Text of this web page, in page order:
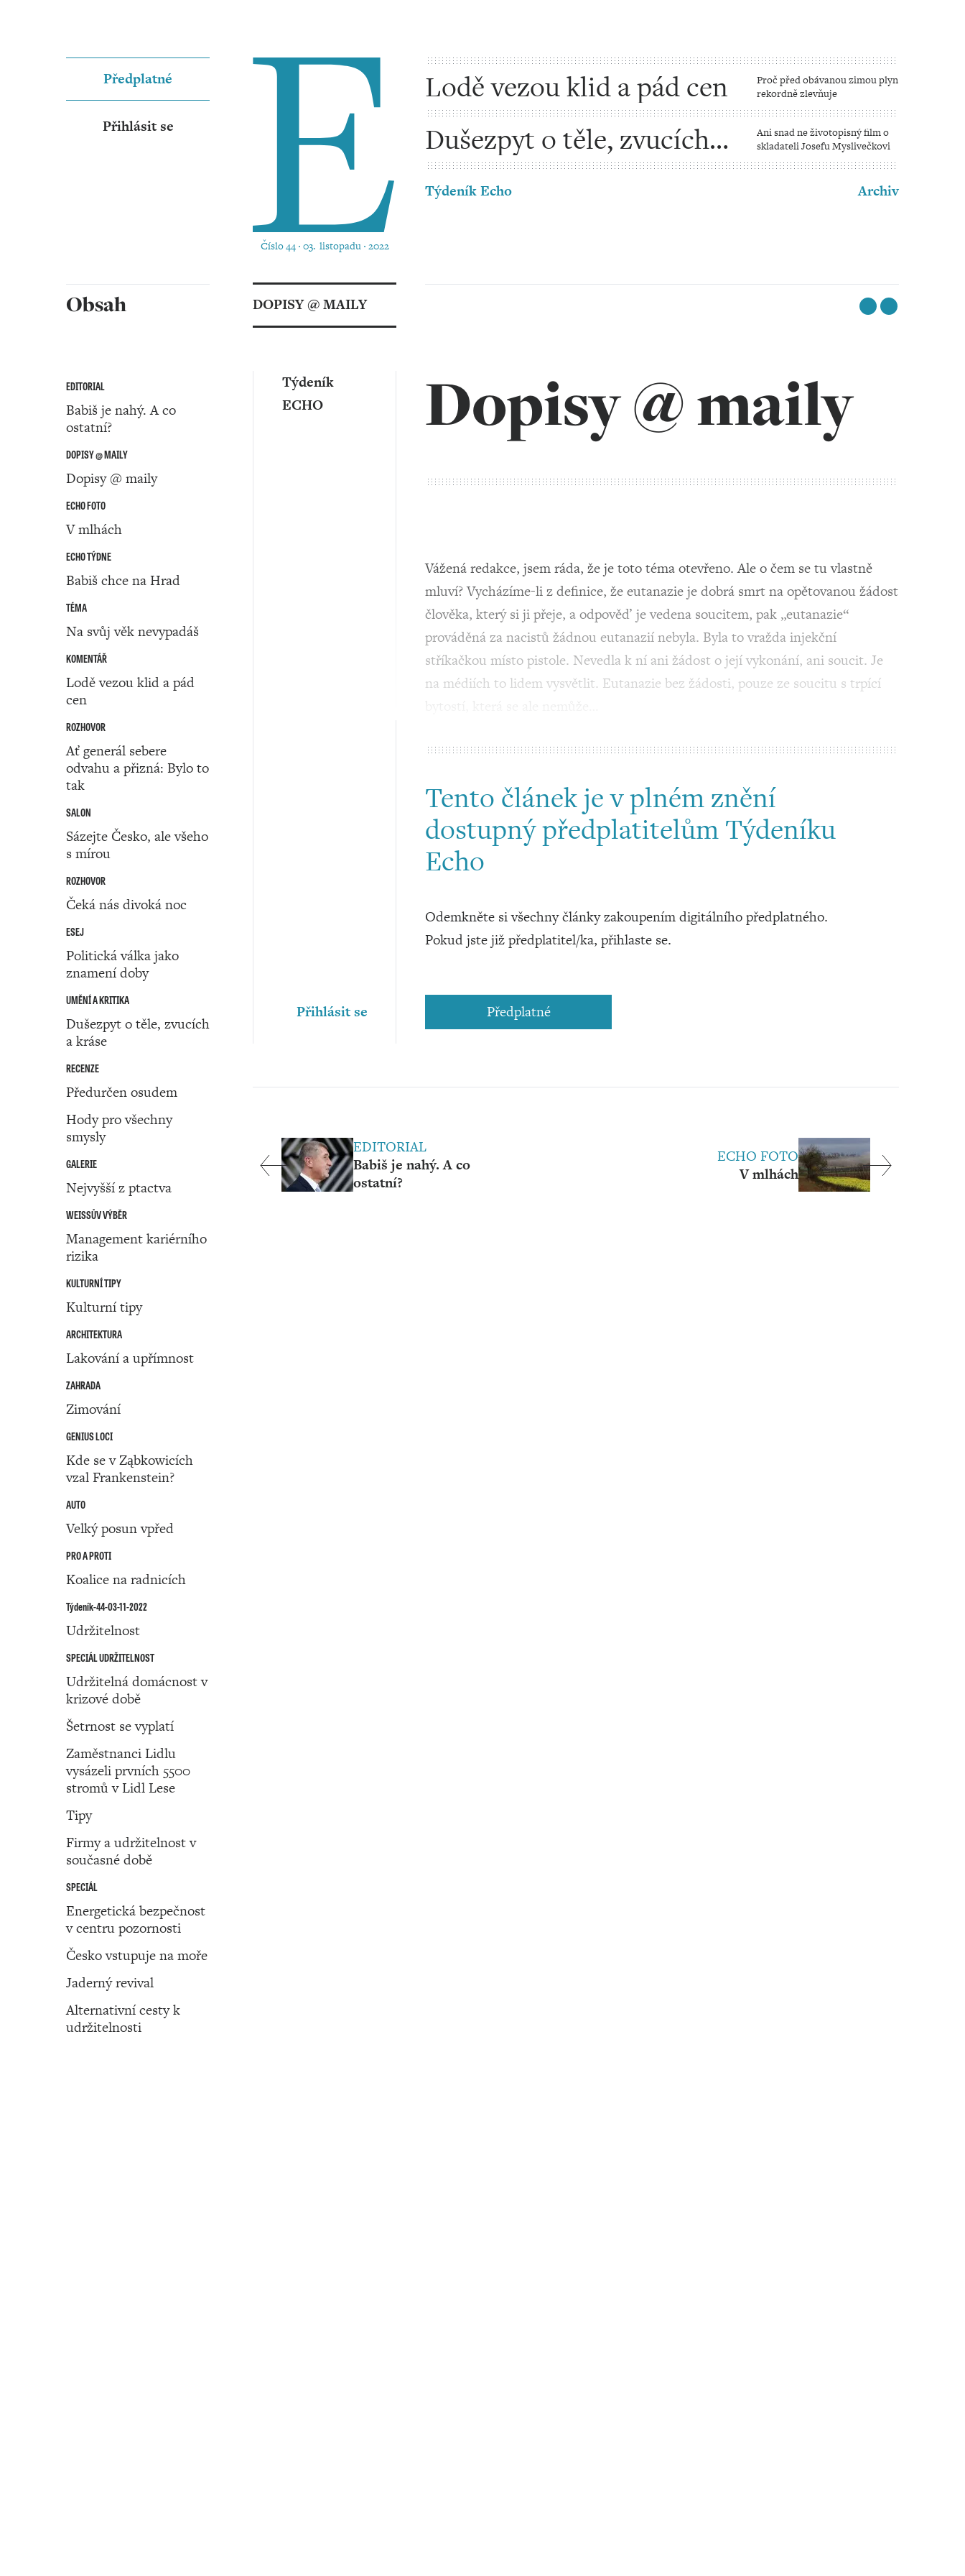
Číslo 44 ‧ 03. listopadu ‧ 2022
Lodě vezou klid a pád cen
Proč před obávanou zimou plyn
rekordně zlevňuje
Dušezpyt o těle, zvucích a
kráse
Ani snad ne životopisný film o
skladateli Josefu Myslivečkovi
Týdeník Echo Archiv
Předplatné
Přihlásit se
Obsah
EDITORIAL
Babiš je nahý. A co
ostatní?
DOPISY @ MAILY
Dopisy @ maily
ECHO FOTO
V mlhách
ECHO TÝDNE
Babiš chce na Hrad
TÉMA
Na svůj věk nevypadáš
KOMENTÁŘ
Lodě vezou klid a pád
cen
ROZHOVOR
Ať generál sebere
odvahu a přizná: Bylo to
tak
SALON
Sázejte Česko, ale všeho
s mírou
ROZHOVOR
Čeká nás divoká noc
ESEJ
Politická válka jako
znamení doby
UMĚNÍ A KRITIKA
Dušezpyt o těle, zvucích
a kráse
RECENZE
Předurčen osudem
Hody pro všechny
smysly
GALERIE
Nejvyšší z ptactva
WEISSŮV VÝBĚR
Management kariérního
rizika
KULTURNÍ TIPY
Kulturní tipy
ARCHITEKTURA
Lakování a upřímnost
ZAHRADA
Zimování
GENIUS LOCI
Kde se v Ząbkowicích
vzal Frankenstein?
AUTO
Velký posun vpřed
PRO A PROTI
Koalice na radnicích
Týdeník-44-03-11-2022
Udržitelnost
SPECIÁL UDRŽITELNOST
Udržitelná domácnost v
krizové době
Šetrnost se vyplatí
Zaměstnanci Lidlu
vysázeli prvních 5500
stromů v Lidl Lese
Tipy
Firmy a udržitelnost v
současné době
SPECIÁL
Energetická bezpečnost
v centru pozornosti
Česko vstupuje na moře
Jaderný revival
Alternativní cesty k
udržitelnosti
DOPISY @ MAILY
Dopisy @ maily
Týdeník
ECHO
Vážená redakce, jsem ráda, že je toto téma otevřeno. Ale o čem se tu vlastně
mluví? Vycházíme-li z definice, že eutanazie je dobrá smrt na opětovanou žádost
člověka, který si ji přeje, a odpověď je vedena soucitem, pak „eutanazie“
prováděná za nacistů žádnou eutanazií nebyla. Byla to vražda injekční
stříkačkou místo pistole. Nevedla k ní ani žádost o její vykonání, ani soucit. Je
na médiích to lidem vysvětlit. Eutanazie bez žádosti, pouze ze soucitu s trpící
Tento článek je v plném znění
dostupný předplatitelům Týdeníku
Echo
Odemkněte si všechny články zakoupením digitálního předplatného.
Pokud jste již předplatitel/ka, přihlaste se.
Předplatné
Přihlásit se
ECHO FOTO
V mlhách
EDITORIAL
Babiš je nahý. A co
ostatní?